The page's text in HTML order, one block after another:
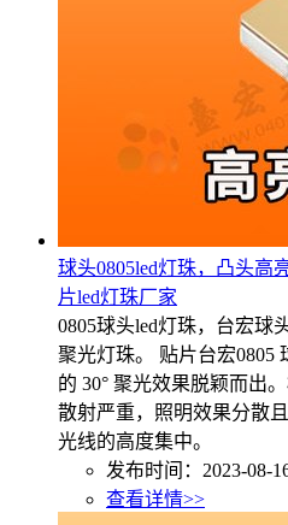
球头0805led灯珠，凸头高
片led灯珠厂家
0805球头led灯珠，台宏球
聚光灯珠。 贴片台宏0805
的 30° 聚光效果脱颖而出
散射严重，照明效果分散
光线的高度集中。
发布时间：2023-08-
查看详情>>